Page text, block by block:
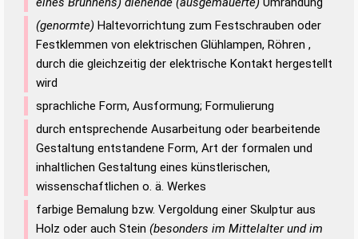
(genormte) Haltevorrichtung zum Festschrauben oder
Festklemmen von elektrischen Glühlampen, Röhren ,
durch die gleichzeitig der elektrische Kontakt hergestellt
wird
sprachliche Form, Ausformung; Formulierung
durch entsprechende Ausarbeitung oder bearbeitende
Gestaltung entstandene Form, Art der formalen und
inhaltlichen Gestaltung eines künstlerischen,
wissenschaftlichen o. ä. Werkes
farbige Bemalung bzw. Vergoldung einer Skulptur aus
Holz oder auch Stein (besonders im Mittelalter und im